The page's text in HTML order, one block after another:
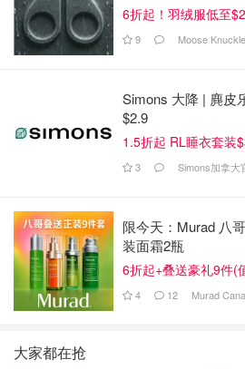
6折起！羽绒服低至
9 Moose
Simons 大降 | 麂皮
$2.9
1.5折起 RL睡衣套
3 Simons加拿大
限今天：Murad 八
装面霜2瓶
6折起+叠送豪礼9件(
4 12 Murad
大家都在抢